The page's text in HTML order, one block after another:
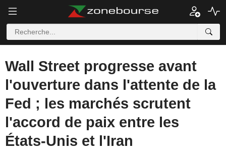
Wall Street progresse avant
l'ouverture dans l'attente de la
Fed ; les marchés scrutent
l'accord de paix entre les
États-Unis et l'Iran